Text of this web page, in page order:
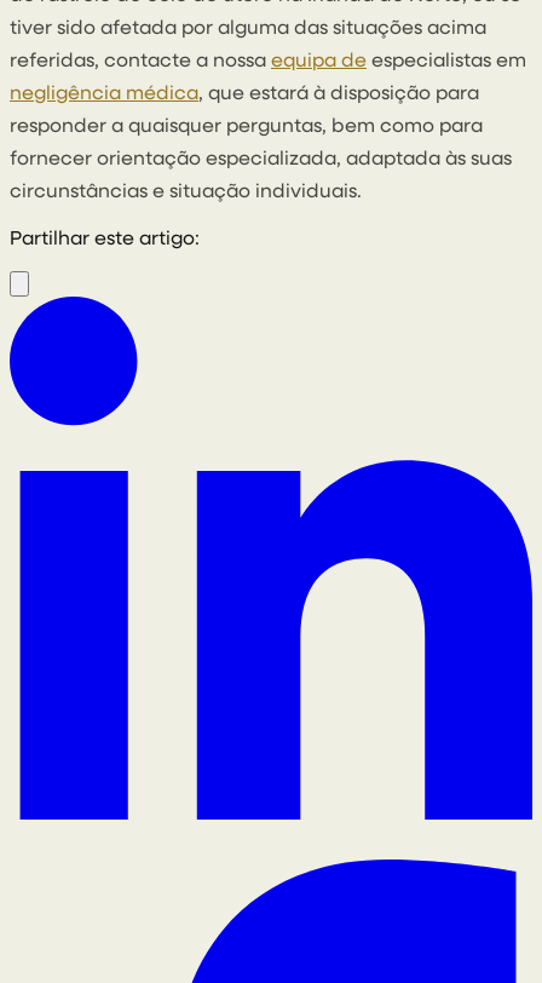
tiver sido afetada por alguma das situações acima
referidas, contacte a nossa equipa de especialistas em
negligência médica, que estará à disposição para
responder a quaisquer perguntas, bem como para
fornecer orientação especializada, adaptada às suas
circunstâncias e situação individuais.
Partilhar este artigo: